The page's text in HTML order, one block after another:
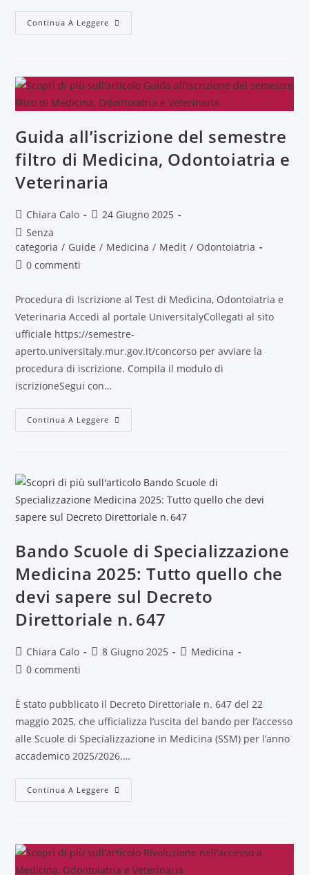
Continua A Leggere
Guida all’iscrizione del semestre
filtro di Medicina, Odontoiatria e
Veterinaria
Chiara Calo
24 Giugno 2025
Senza
categoria / Guide / Medicina / Medit / Odontoiatria
0 commenti
Procedura di Iscrizione al Test di Medicina, Odontoiatria e
Veterinaria Accedi al portale UniversitalyCollegati al sito
ufficiale https://semestre-
aperto.universitaly.mur.gov.it/concorso per avviare la
procedura di iscrizione. Compila il modulo di
iscrizioneSegui con…
Continua A Leggere
Bando Scuole di Specializzazione
Medicina 2025: Tutto quello che
devi sapere sul Decreto
Direttoriale n. 647
Chiara Calo 8 Giugno 2025
Medicina
0 commenti
È stato pubblicato il Decreto Direttoriale n. 647 del 22
maggio 2025, che ufficializza l’uscita del bando per l’accesso
alle Scuole di Specializzazione in Medicina (SSM) per l’anno
accademico 2025/2026.…
Continua A Leggere